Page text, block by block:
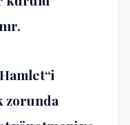
zorunda